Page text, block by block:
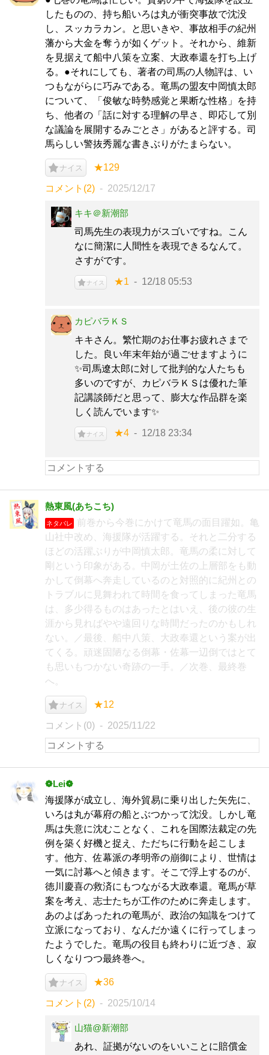
したものの、持ち船いろは丸が衝突事故で沈没
し、スッカラカン。と思いきや、事故相手の紀州
藩から大金を奪うが如くゲット。それから、維新
を見据えて船中八策を立案、大政奉還を打ち上げ
る。●それにしても、著者の司馬の人物評は、い
つもながらに巧みである。竜馬の盟友中岡慎太郎
について、「俊敏な時勢感覚と果断な性格」を持
ち、他者の「話に対する理解の早さ、即応して別
な議論を展開するみごとさ」があると評する。司
馬らしい警抜秀麗な書きぶりがたまらない。
ナイス ★129
コメント(2) 2025/12/17
キキ＠新潮部
司馬先生の表現力がスゴいですね。こん
なに簡潔に人間性を表現できるなんて。
さすがです。
ナイス ★1 12/18 05:53
カピバラＫＳ
キキさん。繁忙期のお仕事お疲れさまで
した。良い年末年始が過ごせますように
✨司馬遼太郎に対して批判的な人たちも
多いのですが、カピバラＫＳは優れた筆
記講談師だと思って、膨大な作品群を楽
しく読んでいます✨
ナイス ★4 12/18 23:34
熱東風(あちこち)
ネタバレ
前巻から今巻にかけて竜馬の面目躍如。亀
山社中改め、海援隊が活躍する。それと二分する
ほどの活躍ぶりが中岡慎太郎。竜馬の柔に対して
剛という印象がある。中岡が土佐の上層部をも動
かして倒幕へ奔走しているのと対照的に紀州との
トラブルに見舞われて時間を食ってしまった竜馬
は、多少得るものはあったとはいえ、後の彼の生
涯から見ればやや遠回りな時間だったのかもしれ
ない。／最後、船中八策、大政奉還という案が出
てくる。頑迷固陋なる倒幕・佐幕一辺倒ではとて
も思いもつかない奇跡の一手。／次巻、最終巻
へ。
ナイス ★12
コメント(0) 2025/11/22
❁Lei❁
海援隊が成立し、海外貿易に乗り出した矢先に、
いろは丸が幕府の船とぶつかって沈没。しかし竜
馬は失意に沈むことなく、これを国際法裁定の先
例を築く好機と捉え、ただちに行動を起こしま
す。他方、佐幕派の孝明帝の崩御により、世情は
一気に討幕へと傾きます。そこで浮上するのが、
徳川慶喜の救済にもつながる大政奉還。竜馬が草
案を考え、志士たちが工作のために奔走します。
あのよばあったれの竜馬が、政治の知識をつけて
立派になっており、なんだか遠くに行ってしまっ
たようでした。竜馬の役目も終わりに近づき、寂
しくなりつつ最終巻へ。
ナイス ★36
コメント(2) 2025/10/14
山猫@新潮部
あれ、証拠がないのをいいことに賠償金